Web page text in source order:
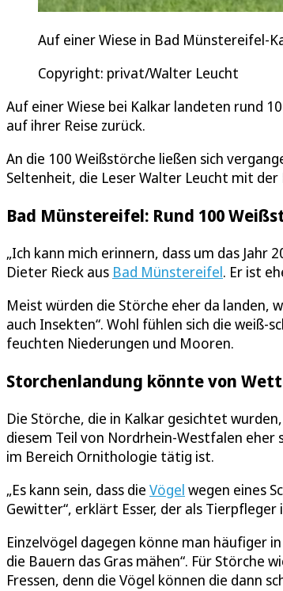
Auf einer Wiese in Bad Münstereifel-
Copyright: privat/Walter Leucht
Auf einer Wiese bei Kalkar landeten rund
auf ihrer Reise zurück.
An die 100 Weißstörche ließen sich
Seltenheit, die Leser Walter Leucht mit
Bad Münstereifel: Rund 100
„Ich kann mich erinnern, dass um das Jahr
Dieter Rieck aus Bad Münstereifel. Er ist
Meist würden die Störche eher da landen,
auch Insekten“. Wohl fühlen sich die weiß-
feuchten Niederungen und Mooren.
Storchenlandung könnte von
Die Störche, die in Kalkar gesichtet
diesem Teil von Nordrhein-Westfalen eher
im Bereich Ornithologie tätig ist.
„Es kann sein, dass die Vögel wegen eines
Gewitter“, erklärt Esser, der als
Einzelvögel dagegen könne man häufiger
die Bauern das Gras mähen“. Für Störche
Fressen, denn die Vögel können die dann